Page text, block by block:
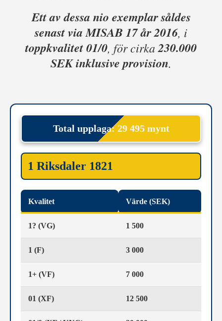
Ett av dessa nio exemplar såldes
senast via MISAB 17 år 2016, i
toppkvalitet 01/0, för cirka230.000
SEK inklusive provision.
Total upplaga: 29 495 mynt
1 Riksdaler 1821
Kvalitet Värde (SEK)
1? (VG) 1 500
1 (F) 3 000
1+ (VF) 7 000
01 (XF) 12 500